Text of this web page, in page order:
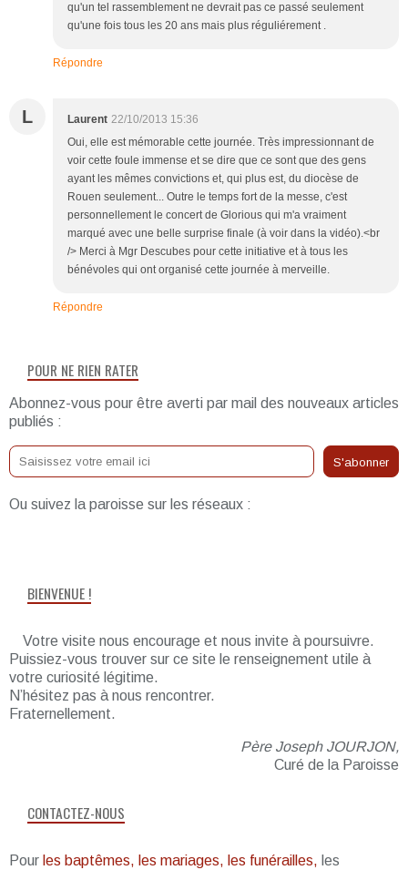
qu'un tel rassemblement ne devrait pas ce passé seulement
qu'une fois tous les 20 ans mais plus réguliérement .
Répondre
L Laurent 22/10/2013 15:36
Oui, elle est mémorable cette journée. Très impressionnant de
voir cette foule immense et se dire que ce sont que des gens
ayant les mêmes convictions et, qui plus est, du diocèse de
Rouen seulement... Outre le temps fort de la messe, c'est
personnellement le concert de Glorious qui m'a vraiment
marqué avec une belle surprise finale (à voir dans la vidéo).<br
/> Merci à Mgr Descubes pour cette initiative et à tous les
bénévoles qui ont organisé cette journée à merveille.
Répondre
POUR NE RIEN RATER
Abonnez-vous pour être averti par mail des nouveaux articles
publiés :
Ou suivez la paroisse sur les réseaux :
BIENVENUE !
Votre visite nous encourage et nous invite à poursuivre.
Puissiez-vous trouver sur ce site le renseignement utile à
votre curiosité légitime.
N’hésitez pas à nous rencontrer.
Fraternellement.
Père Joseph JOURJON,
Curé de la Paroisse
CONTACTEZ-NOUS
Pour les baptêmes, les mariages, les funérailles, les